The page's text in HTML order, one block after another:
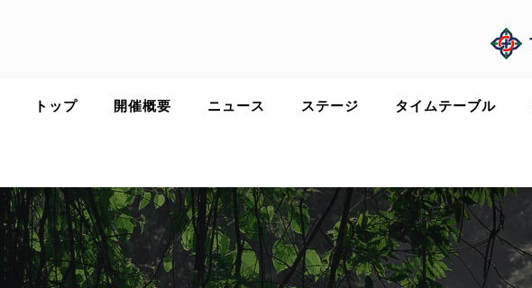
トップ 開催概要 ニュース ステージ タイムテーブル